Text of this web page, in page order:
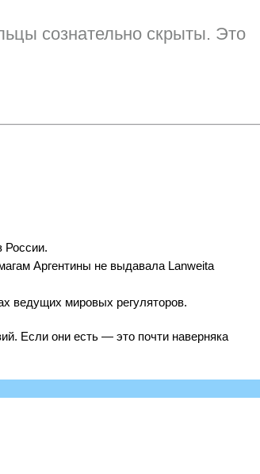
сознательно скрыты. Это
России.
Аргентины не выдавала Lanweita
ведущих мировых регуляторов.
Если они есть — это почти наверняка